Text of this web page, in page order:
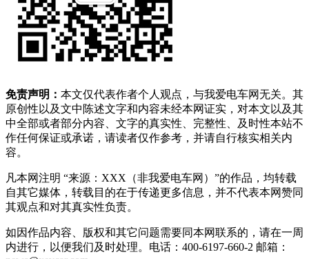
免责声明： 本文仅代表作者个人观点，与我爱电车网无关。其
原创性以及文中陈述文字和内容未经本网证实，对本文以及其
中全部或者部分内容、文字的真实性、完整性、及时性本站不
作任何保证或承诺，请读者仅作参考，并请自行核实相关内
容。
凡本网注明 “来源：XXX（非我爱电车网）”的作品，均转载
自其它媒体，转载目的在于传递更多信息，并不代表本网赞同
其观点和对其真实性负责。
如因作品内容、版权和其它问题需要同本网联系的，请在一周
内进行，以便我们及时处理。电话：400-6197-660-2 邮箱：